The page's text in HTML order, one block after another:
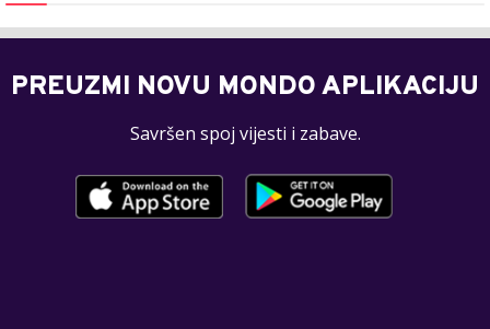
PREUZMI NOVU MONDO APLIKACIJU
Savršen spoj vijesti i zabave.